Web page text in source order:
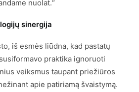
nuolat.“
sinergija
iš esmės liūdna, kad pastatų
praktika ignoruoti
veiksmus taupant priežiūros
apie patiriamą švaistymą.